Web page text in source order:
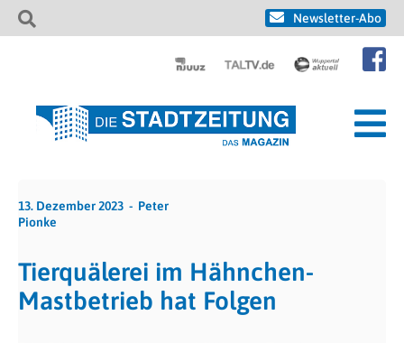
Newsletter-Abo
13. Dezember 2023
Peter
Pionke
Tierquälerei im Hähnchen-
Mastbetrieb hat Folgen